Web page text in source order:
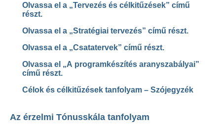
Olvassa el a „Tervezés és célkitűzések” című
részt.
Olvassa el a „Stratégiai tervezés” című részt.
Olvassa el a „Csatatervek” című részt.
Olvassa el „A programkészítés aranyszabályai”
című részt.
Célok és célkitűzések tanfolyam – Szójegyzék
Az érzelmi Tónusskála tanfolyam